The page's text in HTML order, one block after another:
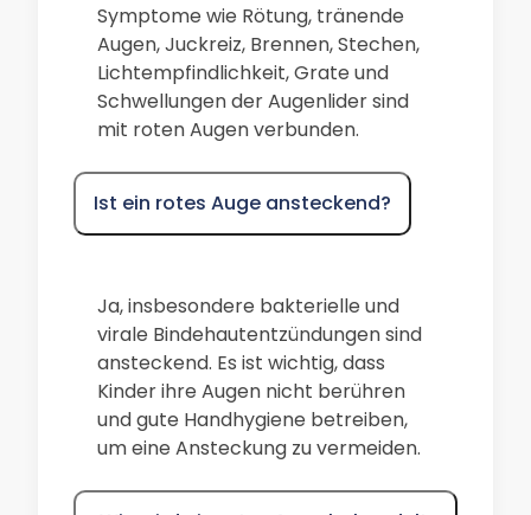
Symptome wie Rötung, tränende
Augen, Juckreiz, Brennen, Stechen,
Lichtempfindlichkeit, Grate und
Schwellungen der Augenlider sind
mit roten Augen verbunden.
Ist ein rotes Auge ansteckend?
Ja, insbesondere bakterielle und
virale Bindehautentzündungen sind
ansteckend. Es ist wichtig, dass
Kinder ihre Augen nicht berühren
und gute Handhygiene betreiben,
um eine Ansteckung zu vermeiden.